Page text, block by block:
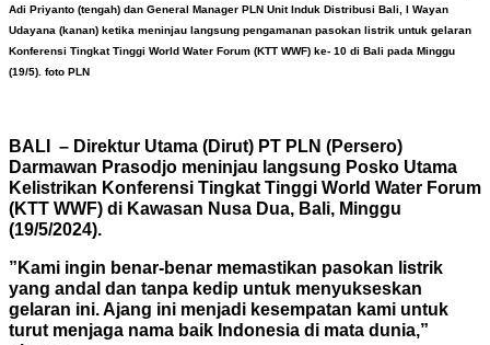
Adi Priyanto (tengah) dan General Manager PLN Unit Induk Distribusi Bali, I Wayan
Udayana (kanan) ketika meninjau langsung pengamanan pasokan listrik untuk gelaran
Konferensi Tingkat Tinggi World Water Forum (KTT WWF) ke- 10 di Bali pada Minggu
(19/5). foto PLN
BALI – Direktur Utama (Dirut) PT PLN (Persero)
Darmawan Prasodjo meninjau langsung Posko Utama
Kelistrikan Konferensi Tingkat Tinggi World Water Forum
(KTT WWF) di Kawasan Nusa Dua, Bali, Minggu
(19/5/2024).
”Kami ingin benar-benar memastikan pasokan listrik
yang andal dan tanpa kedip untuk menyukseskan
gelaran ini. Ajang ini menjadi kesempatan kami untuk
turut menjaga nama baik Indonesia di mata dunia,”